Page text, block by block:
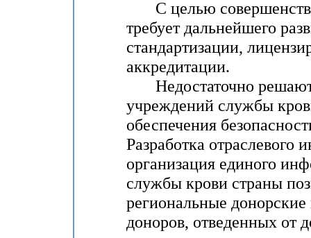
С целью
требует дальнейшего
стандартизации,
аккредитации.
Недостаточно
учреждений службы
обеспечения
Разработка отраслевого
организация единого
службы крови страны
региональные
доноров, отведенных от